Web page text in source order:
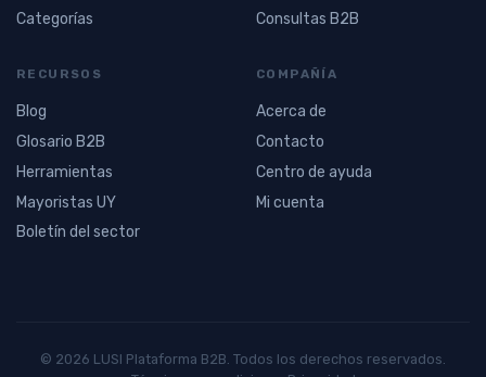
Categorías
Consultas B2B
RECURSOS
Blog
Glosario B2B
Herramientas
Mayoristas UY
Boletín del sector
COMPAÑÍA
Acerca de
Contacto
Centro de ayuda
Mi cuenta
© 2026 LUSI Plataforma B2B. Todos los derechos reservados.